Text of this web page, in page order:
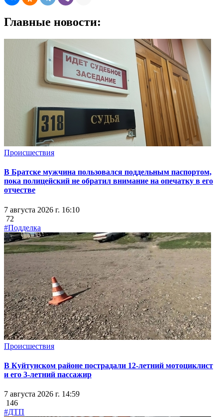
Главные новости:
Происшествия
В Братске мужчина пользовался поддельным паспортом,
пока полицейский не обратил внимание на опечатку в его
отчестве
7 августа 2026 г. 16:10
72
#Подделка
Происшествия
В Куйтунском районе пострадали 12-летний мотоциклист
и его 3-летний пассажир
7 августа 2026 г. 14:59
146
#ДТП